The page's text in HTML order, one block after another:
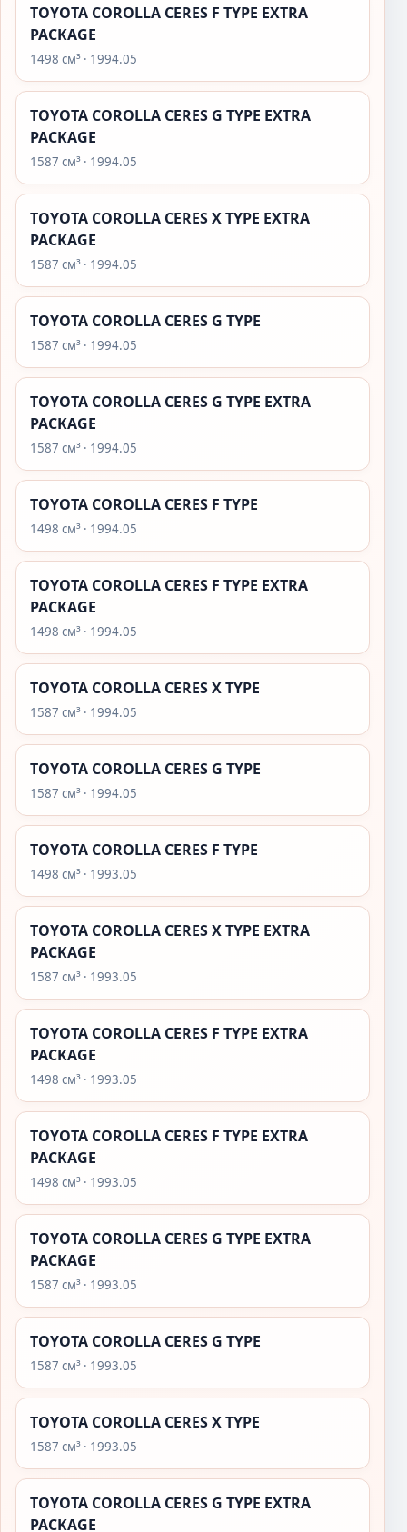
TOYOTA COROLLA CERES F TYPE EXTRA
PACKAGE
1498 см³ · 1994.05
TOYOTA COROLLA CERES G TYPE EXTRA
PACKAGE
1587 см³ · 1994.05
TOYOTA COROLLA CERES X TYPE EXTRA
PACKAGE
1587 см³ · 1994.05
TOYOTA COROLLA CERES G TYPE
1587 см³ · 1994.05
TOYOTA COROLLA CERES G TYPE EXTRA
PACKAGE
1587 см³ · 1994.05
TOYOTA COROLLA CERES F TYPE
1498 см³ · 1994.05
TOYOTA COROLLA CERES F TYPE EXTRA
PACKAGE
1498 см³ · 1994.05
TOYOTA COROLLA CERES X TYPE
1587 см³ · 1994.05
TOYOTA COROLLA CERES G TYPE
1587 см³ · 1994.05
TOYOTA COROLLA CERES F TYPE
1498 см³ · 1993.05
TOYOTA COROLLA CERES X TYPE EXTRA
PACKAGE
1587 см³ · 1993.05
TOYOTA COROLLA CERES F TYPE EXTRA
PACKAGE
1498 см³ · 1993.05
TOYOTA COROLLA CERES F TYPE EXTRA
PACKAGE
1498 см³ · 1993.05
TOYOTA COROLLA CERES G TYPE EXTRA
PACKAGE
1587 см³ · 1993.05
TOYOTA COROLLA CERES G TYPE
1587 см³ · 1993.05
TOYOTA COROLLA CERES X TYPE
1587 см³ · 1993.05
TOYOTA COROLLA CERES G TYPE EXTRA
PACKAGE